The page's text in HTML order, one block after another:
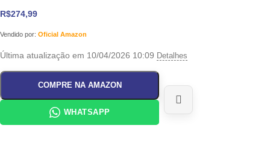
R$274,99
Vendido por: Oficial Amazon
Última atualização em 10/04/2026 10:09 Detalhes
COMPRE NA AMAZON
WHATSAPP